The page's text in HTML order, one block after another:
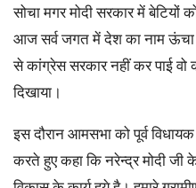
सोचा मगर मोदी सरकार में बेटियों
आज सर्व जगत में देश का नाम ऊंचा
से कांग्रेस सरकार नहीं कर पाई
दिखाया।
इस दौरान आमसभा को पूर्व
करते हुए कहा कि नरेन्द्र मोदी जी